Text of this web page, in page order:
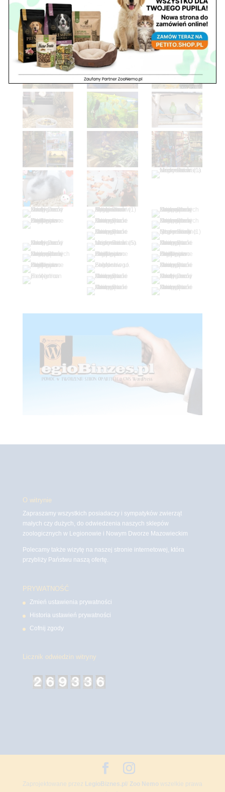
pon. – piąt. 10.00 – 19.00
sob. 8.00 – 15.00
niedz. zamknięte
O witrynie
Zapraszamy wszystkich posiadaczy i sympatyków zwierząt
małych czy dużych, do odwiedzenia naszych sklepów
zoologicznych w Legionowie i Nowym Dworze Mazowieckim
Polecamy także wizytę na naszej stronie internetowej, która
przybliży Państwu naszą ofertę.
PRYWATNOŚĆ
Zmień ustawienia prywatności
Historia ustawień prywatności
Cofnij zgody
Licznik odwiedzin witryny
Zaprojektowane przez LegioBiznes.pl/ Zoo Nemowszelkie prawa